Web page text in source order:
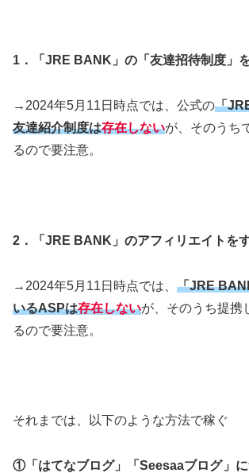
1．「JRE BANK」の「友達招待制度」
→2024年5月11日時点では、公式の「
友達紹介制度は存在しないが、そのうち
るので要注意。
2．「JRE BANK」 のアフィリエイトを
→2024年5月11日時点では、 「JRE
いるASPは存在しないが、そのうち提携
るので要注意。
それまでは、以下のような方法で稼ぐ
①「はてなブログ」「Seesaaブログ 」